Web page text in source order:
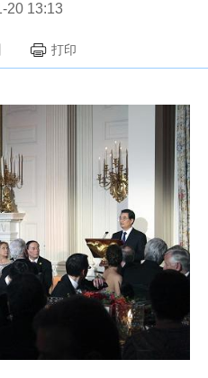
20 13:13
打印